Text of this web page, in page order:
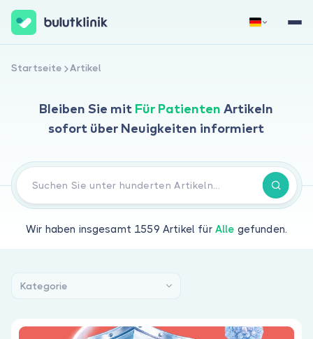
Über uns
Für Patienten
Jetzt registrieren
Startseite Artikel
Bleiben Sie mit Für Patienten Artikeln
sofort über Neuigkeiten informiert
Wir haben insgesamt 1559 Artikel für Alle gefunden.
Kategorie